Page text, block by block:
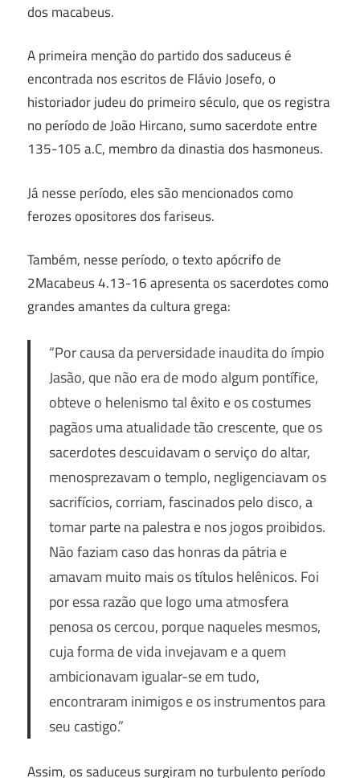
dos macabeus.
A primeira menção do partido dos saduceus é
encontrada nos escritos de Flávio Josefo, o
historiador judeu do primeiro século, que os registra
no período de João Hircano, sumo sacerdote entre
135-105 a.C, membro da dinastia dos hasmoneus.
Já nesse período, eles são mencionados como
ferozes opositores dos fariseus.
Também, nesse período, o texto apócrifo de
2Macabeus 4.13-16 apresenta os sacerdotes como
grandes amantes da cultura grega:
“Por causa da perversidade inaudita do ímpio
Jasão, que não era de modo algum pontífice,
obteve o helenismo tal êxito e os costumes
pagãos uma atualidade tão crescente, que os
sacerdotes descuidavam o serviço do altar,
menosprezavam o templo, negligenciavam os
sacrifícios, corriam, fascinados pelo disco, a
tomar parte na palestra e nos jogos proibidos.
Não faziam caso das honras da pátria e
amavam muito mais os títulos helênicos. Foi
por essa razão que logo uma atmosfera
penosa os cercou, porque naqueles mesmos,
cuja forma de vida invejavam e a quem
ambicionavam igualar-se em tudo,
encontraram inimigos e os instrumentos para
seu castigo.”
Assim, os saduceus surgiram no turbulento período